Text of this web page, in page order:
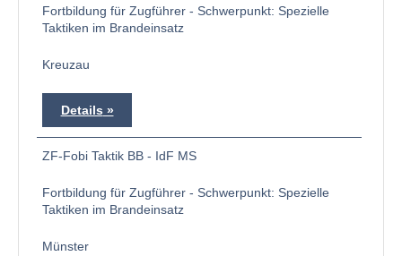
Fortbildung für Zugführer - Schwerpunkt: Spezielle
Taktiken im Brandeinsatz
Kreuzau
Details
ZF-Fobi Taktik BB - IdF MS
Fortbildung für Zugführer - Schwerpunkt: Spezielle
Taktiken im Brandeinsatz
Münster